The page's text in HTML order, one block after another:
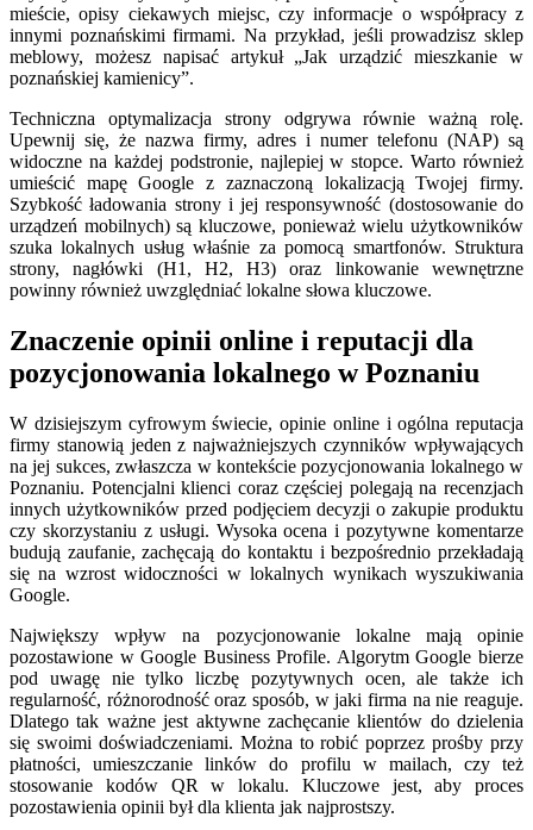
mieście, opisy ciekawych miejsc, czy informacje o współpracy z
innymi poznańskimi firmami. Na przykład, jeśli prowadzisz sklep
meblowy, możesz napisać artykuł „Jak urządzić mieszkanie w
poznańskiej kamienicy”.
Techniczna optymalizacja strony odgrywa równie ważną rolę.
Upewnij się, że nazwa firmy, adres i numer telefonu (NAP) są
widoczne na każdej podstronie, najlepiej w stopce. Warto również
umieścić mapę Google z zaznaczoną lokalizacją Twojej firmy.
Szybkość ładowania strony i jej responsywność (dostosowanie do
urządzeń mobilnych) są kluczowe, ponieważ wielu użytkowników
szuka lokalnych usług właśnie za pomocą smartfonów. Struktura
strony, nagłówki (H1, H2, H3) oraz linkowanie wewnętrzne
powinny również uwzględniać lokalne słowa kluczowe.
Znaczenie opinii online i reputacji dla
pozycjonowania lokalnego w Poznaniu
W dzisiejszym cyfrowym świecie, opinie online i ogólna reputacja
firmy stanowią jeden z najważniejszych czynników wpływających
na jej sukces, zwłaszcza w kontekście pozycjonowania lokalnego w
Poznaniu. Potencjalni klienci coraz częściej polegają na recenzjach
innych użytkowników przed podjęciem decyzji o zakupie produktu
czy skorzystaniu z usługi. Wysoka ocena i pozytywne komentarze
budują zaufanie, zachęcają do kontaktu i bezpośrednio przekładają
się na wzrost widoczności w lokalnych wynikach wyszukiwania
Google.
Największy wpływ na pozycjonowanie lokalne mają opinie
pozostawione w Google Business Profile. Algorytm Google bierze
pod uwagę nie tylko liczbę pozytywnych ocen, ale także ich
regularność, różnorodność oraz sposób, w jaki firma na nie reaguje.
Dlatego tak ważne jest aktywne zachęcanie klientów do dzielenia
się swoimi doświadczeniami. Można to robić poprzez prośby przy
płatności, umieszczanie linków do profilu w mailach, czy też
stosowanie kodów QR w lokalu. Kluczowe jest, aby proces
pozostawienia opinii był dla klienta jak najprostszy.